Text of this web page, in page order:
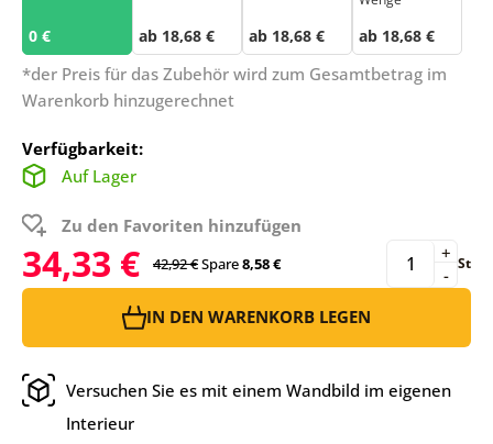
0 € ab 18,68 € ab 18,68 € ab 18,68 €
*der Preis für das Zubehör wird zum Gesamtbetrag im
Warenkorb hinzugerechnet
Verfügbarkeit:
Auf Lager
Zu den Favoriten hinzufügen
34,33 € 42,92 €Spare8,58 € -
+ St
IN DEN WARENKORB LEGEN
Versuchen Sie es mit einem Wandbild im eigenen
Interieur